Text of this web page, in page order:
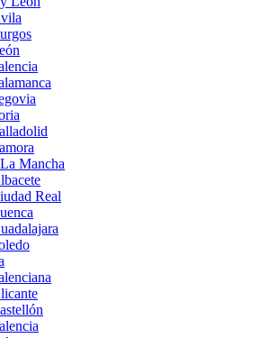
Mancha
Real